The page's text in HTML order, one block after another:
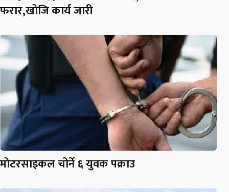
फरार,खोजि कार्य जारी
मोटरसाइकल चोर्ने ६ युवक पक्राउ